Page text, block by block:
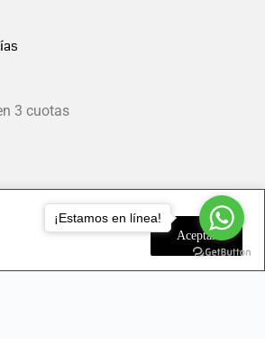
Aceptar
3 cuotas
¡Estamos en línea!